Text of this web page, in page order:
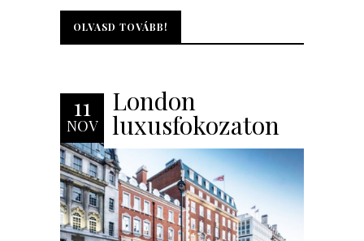
OLVASD TOVÁBB!
OLVASD TOVÁBB!
11
NOV
London
luxusfokozaton